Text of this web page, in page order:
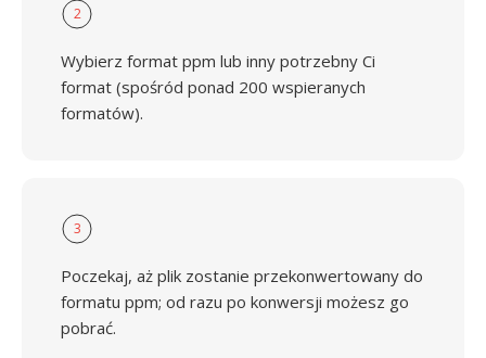
2
Wybierz format ppm lub inny potrzebny Ci
format (spośród ponad 200 wspieranych
formatów).
3
Poczekaj, aż plik zostanie przekonwertowany do
formatu ppm; od razu po konwersji możesz go
pobrać.